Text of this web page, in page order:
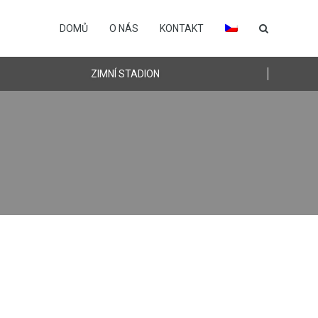
DOMŮ O NÁS KONTAKT
ZIMNÍ STADION